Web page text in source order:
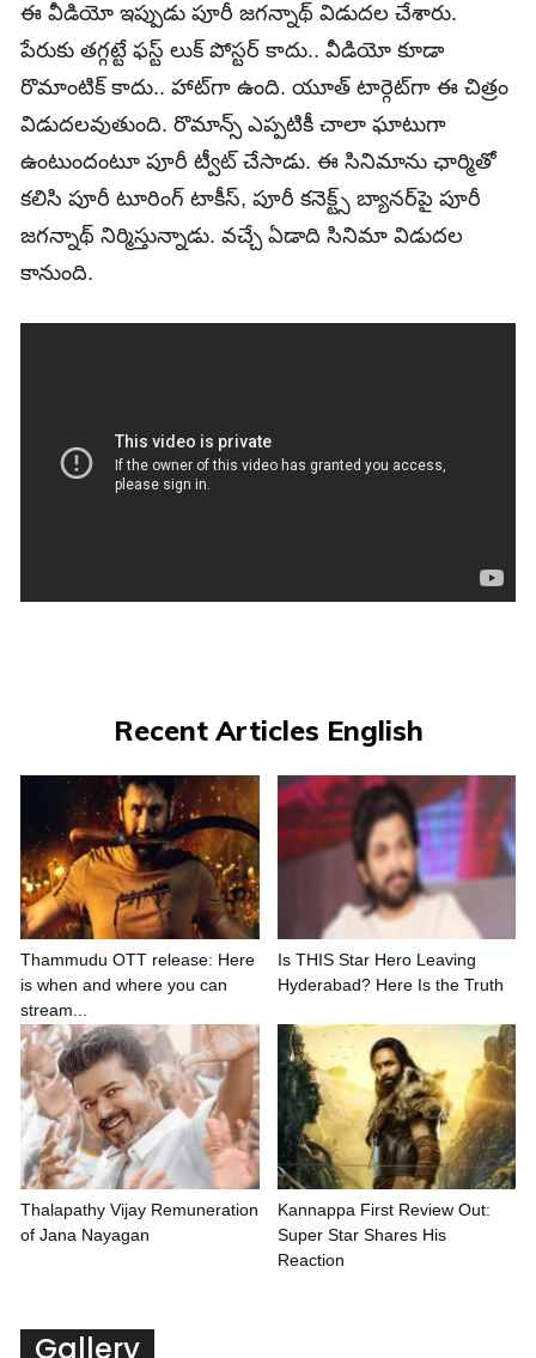
ఈ వీడియో ఇప్పుడు పూరీ జగన్నాథ్ విడుదల చేశారు.
పేరుకు తగ్గట్టే ఫస్ట్ లుక్ పోస్టర్ కాదు.. వీడియో కూడా
రొమాంటిక్ కాదు.. హాట్‌గా ఉంది. యూత్ టార్గెట్‌గా ఈ చిత్రం
విడుదలవుతుంది. రొమాన్స్ ఎప్పటికీ చాలా ఘాటుగా
ఉంటుందంటూ పూరీ ట్వీట్ చేసాడు. ఈ సినిమాను ఛార్మితో
కలిసి పూరీ టూరింగ్ టాకీస్, పూరీ కనెక్ట్స్ బ్యానర్‌పై పూరీ
జగన్నాథ్ నిర్మిస్తున్నాడు. వచ్చే ఏడాది సినిమా విడుదల
కానుంది.
Recent Articles English
Thammudu OTT release: Here
is when and where you can
stream...
Is THIS Star Hero Leaving
Hyderabad? Here Is the Truth
Thalapathy Vijay Remuneration
of Jana Nayagan
Kannappa First Review Out:
Super Star Shares His
Reaction
Gallery